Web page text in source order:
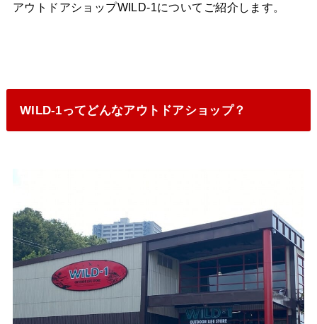
アウトドアショップWILD-1についてご紹介します。
WILD-1ってどんなアウトドアショップ？